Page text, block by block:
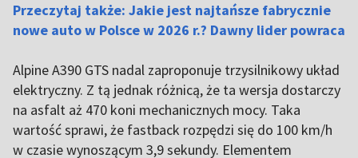
Przeczytaj także: Jakie jest najtańsze fabrycznie
nowe auto w Polsce w 2026 r.? Dawny lider powraca
Alpine A390 GTS nadal zaproponuje trzysilnikowy układ
elektryczny. Z tą jednak różnicą, że ta wersja dostarczy
na asfalt aż 470 koni mechanicznych mocy. Taka
wartość sprawi, że fastback rozpędzi się do 100 km/h
w czasie wynoszącym 3,9 sekundy. Elementem